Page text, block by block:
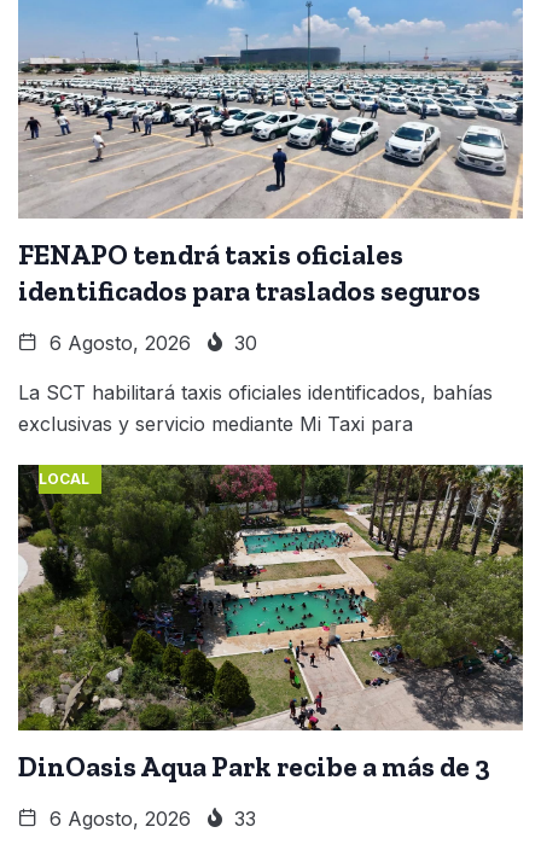
FENAPO tendrá taxis oficiales
identificados para traslados seguros
6 Agosto, 2026 30
La SCT habilitará taxis oficiales identificados, bahías
exclusivas y servicio mediante Mi Taxi para
LOCAL
DinOasis Aqua Park recibe a más de 3
6 Agosto, 2026 33